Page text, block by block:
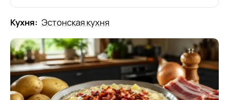
Кухня: Эстонская кухня